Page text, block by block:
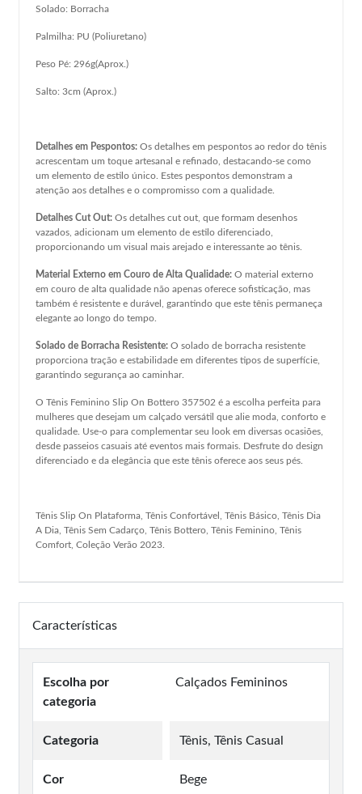
Solado: Borracha
Palmilha: PU (Poliuretano)
Peso Pé: 296g(Aprox.)
Salto: 3cm (Aprox.)
Detalhes em Pespontos: Os detalhes em pespontos ao redor do tênis
acrescentam um toque artesanal e refinado, destacando-se como
um elemento de estilo único. Estes pespontos demonstram a
atenção aos detalhes e o compromisso com a qualidade.
Detalhes Cut Out: Os detalhes cut out, que formam desenhos
vazados, adicionam um elemento de estilo diferenciado,
proporcionando um visual mais arejado e interessante ao tênis.
Material Externo em Couro de Alta Qualidade: O material externo
em couro de alta qualidade não apenas oferece sofisticação, mas
também é resistente e durável, garantindo que este tênis permaneça
elegante ao longo do tempo.
Solado de Borracha Resistente: O solado de borracha resistente
proporciona tração e estabilidade em diferentes tipos de superfície,
garantindo segurança ao caminhar.
O Tênis Feminino Slip On Bottero 357502 é a escolha perfeita para
mulheres que desejam um calçado versátil que alie moda, conforto e
qualidade. Use-o para complementar seu look em diversas ocasiões,
desde passeios casuais até eventos mais formais. Desfrute do design
diferenciado e da elegância que este tênis oferece aos seus pés.
Tênis Slip On Plataforma, Tênis Confortável, Tênis Básico, Tênis Dia
A Dia, Tênis Sem Cadarço, Tênis Bottero, Tênis Feminino, Tênis
Comfort, Coleção Verão 2023.
Características
Escolha por
categoria
Calçados Femininos
Categoria Tênis, Tênis Casual
Cor Bege